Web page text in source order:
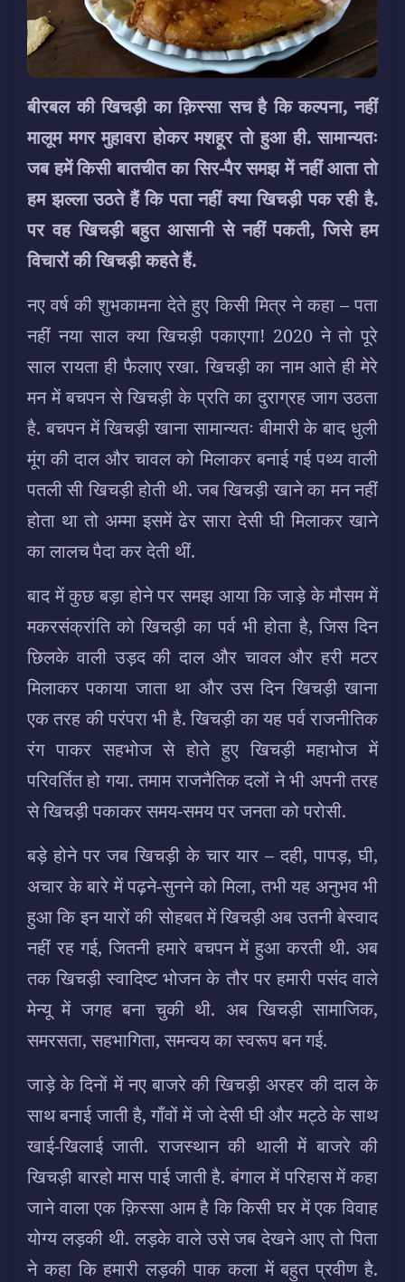
बीरबल की खिचड़ी का क़िस्सा सच है कि कल्पना, नहीं
मालूम मगर मुहावरा होकर मशहूर तो हुआ ही. सामान्यतः
जब हमें किसी बातचीत का सिर-पैर समझ में नहीं आता तो
हम झल्ला उठते हैं कि पता नहीं क्या खिचड़ी पक रही है.
पर वह खिचड़ी बहुत आसानी से नहीं पकती, जिसे हम
विचारों की खिचड़ी कहते हैं.
नए वर्ष की शुभकामना देते हुए किसी मित्र ने कहा – पता
नहीं नया साल क्या खिचड़ी पकाएगा! 2020 ने तो पूरे
साल रायता ही फैलाए रखा. खिचड़ी का नाम आते ही मेरे
मन में बचपन से खिचड़ी के प्रति का दुराग्रह जाग उठता
है. बचपन में खिचड़ी खाना सामान्यतः बीमारी के बाद धुली
मूंग की दाल और चावल को मिलाकर बनाई गई पथ्य वाली
पतली सी खिचड़ी होती थी. जब खिचड़ी खाने का मन नहीं
होता था तो अम्मा इसमें ढेर सारा देसी घी मिलाकर खाने
का लालच पैदा कर देती थीं.
बाद में कुछ बड़ा होने पर समझ आया कि जाड़े के मौसम में
मकरसंक्रांति को खिचड़ी का पर्व भी होता है, जिस दिन
छिलके वाली उड़द की दाल और चावल और हरी मटर
मिलाकर पकाया जाता था और उस दिन खिचड़ी खाना
एक तरह की परंपरा भी है. खिचड़ी का यह पर्व राजनीतिक
रंग पाकर सहभोज से होते हुए खिचड़ी महाभोज में
परिवर्तित हो गया. तमाम राजनैतिक दलों ने भी अपनी तरह
से खिचड़ी पकाकर समय-समय पर जनता को परोसी.
बड़े होने पर जब खिचड़ी के चार यार – दही, पापड़, घी,
अचार के बारे में पढ़ने-सुनने को मिला, तभी यह अनुभव भी
हुआ कि इन यारों की सोहबत में खिचड़ी अब उतनी बेस्वाद
नहीं रह गई, जितनी हमारे बचपन में हुआ करती थी. अब
तक खिचड़ी स्वादिष्ट भोजन के तौर पर हमारी पसंद वाले
मेन्यू में जगह बना चुकी थी. अब खिचड़ी सामाजिक,
समरसता, सहभागिता, समन्वय का स्वरूप बन गई.
जाड़े के दिनों में नए बाजरे की खिचड़ी अरहर की दाल के
साथ बनाई जाती है, गाँवों में जो देसी घी और मट्ठे के साथ
खाई-खिलाई जाती. राजस्थान की थाली में बाजरे की
खिचड़ी बारहो मास पाई जाती है. बंगाल में परिहास में कहा
जाने वाला एक क़िस्सा आम है कि किसी घर में एक विवाह
योग्य लड़की थी. लड़के वाले उसे जब देखने आए तो पिता
ने कहा कि हमारी लड़की पाक कला में बहुत प्रवीण है.